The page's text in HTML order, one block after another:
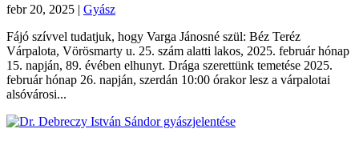
febr 20, 2025 | Gyász
Fájó szívvel tudatjuk, hogy Varga Jánosné szül: Béz Teréz
Várpalota, Vörösmarty u. 25. szám alatti lakos, 2025. február hónap
15. napján, 89. évében elhunyt. Drága szerettünk temetése 2025.
február hónap 26. napján, szerdán 10:00 órakor lesz a várpalotai
alsóvárosi...